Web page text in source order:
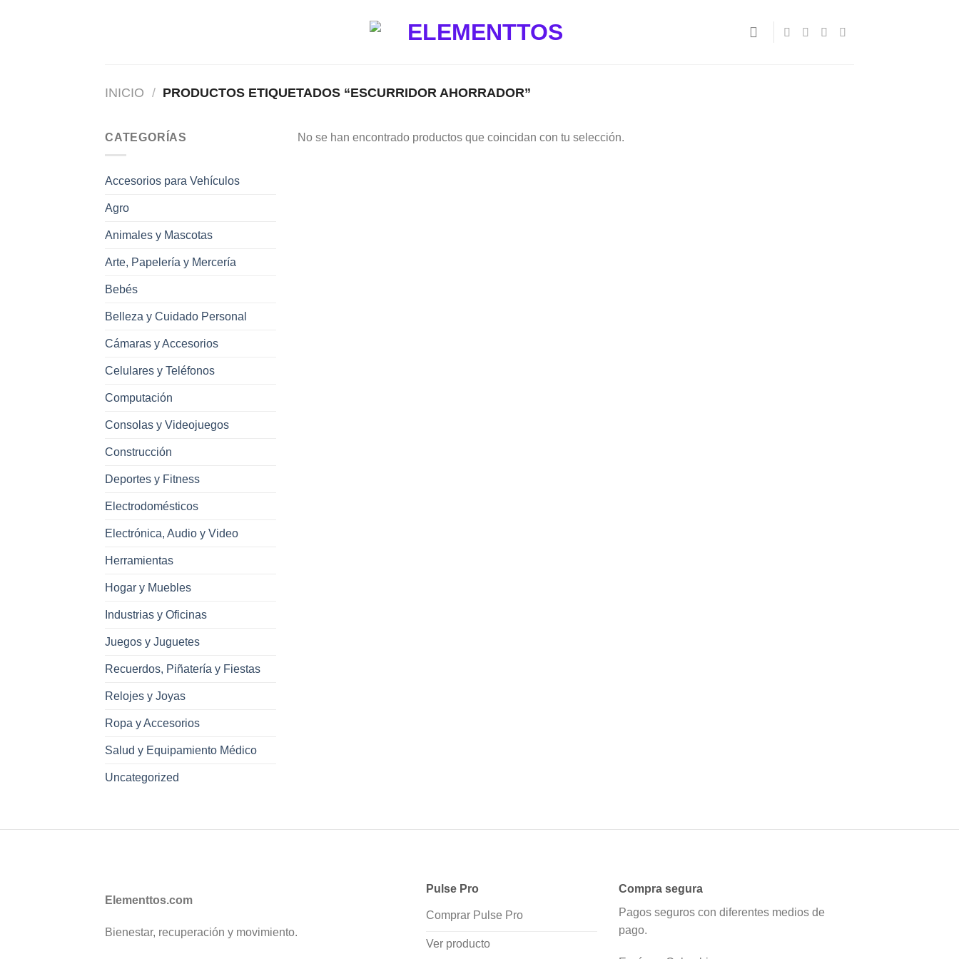
INICIO / PRODUCTOS ETIQUETADOS “ESCURRIDOR AHORRADOR”
CATEGORÍAS
Accesorios para Vehículos
Agro
Animales y Mascotas
Arte, Papelería y Mercería
Bebés
Belleza y Cuidado Personal
Cámaras y Accesorios
Celulares y Teléfonos
Computación
Consolas y Videojuegos
Construcción
Deportes y Fitness
Electrodomésticos
Electrónica, Audio y Video
Herramientas
Hogar y Muebles
Industrias y Oficinas
Juegos y Juguetes
Recuerdos, Piñatería y Fiestas
Relojes y Joyas
Ropa y Accesorios
Salud y Equipamiento Médico
Uncategorized
No se han encontrado productos que coincidan con tu selección.
Elementtos.com
Bienestar, recuperación y movimiento.
Pulse Pro
Comprar Pulse Pro
Ver producto
Compra segura
Pagos seguros con diferentes medios de
pago.